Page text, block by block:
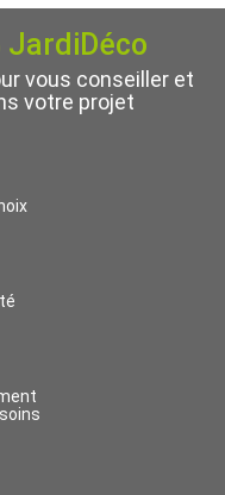
JardiDéco
vous conseiller et
votre projet